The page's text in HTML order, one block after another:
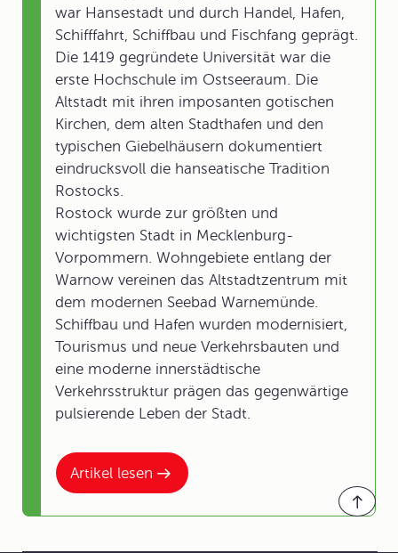
Artikel lesen
war Hansestadt und durch Handel, Hafen,
Schifffahrt, Schiffbau und Fischfang geprägt.
Die 1419 gegründete Universität war die
erste Hochschule im Ostseeraum. Die
Altstadt mit ihren imposanten gotischen
Kirchen, dem alten Stadthafen und den
typischen Giebelhäusern dokumentiert
eindrucksvoll die hanseatische Tradition
Rostocks.
Rostock wurde zur größten und
wichtigsten Stadt in Mecklenburg-
Vorpommern. Wohngebiete entlang der
Warnow vereinen das Altstadtzentrum mit
dem modernen Seebad Warnemünde.
Schiffbau und Hafen wurden modernisiert,
Tourismus und neue Verkehrsbauten und
eine moderne innerstädtische
Verkehrsstruktur prägen das gegenwärtige
pulsierende Leben der Stadt.